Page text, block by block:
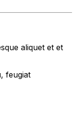
aliquet et et
feugiat